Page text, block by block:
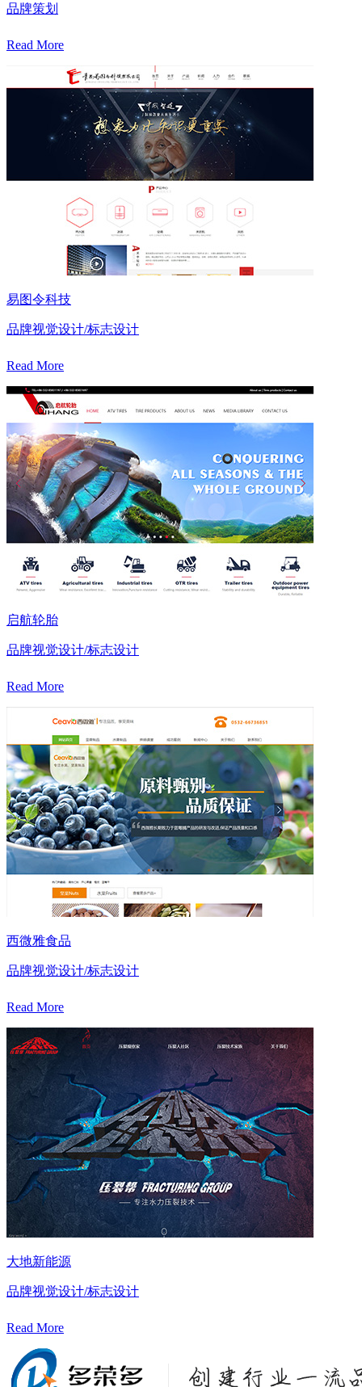
品牌策划
Read More
易图令科技
品牌视觉设计/标志设计
Read More
启航轮胎
品牌视觉设计/标志设计
Read More
西微雅食品
品牌视觉设计/标志设计
Read More
大地新能源
品牌视觉设计/标志设计
Read More